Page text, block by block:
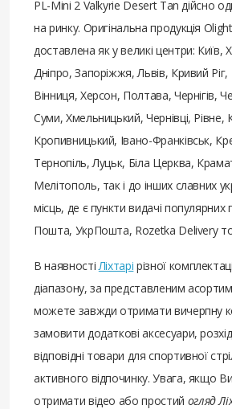
PL-Mini 2 Valkyrie Desert Tan дійсно
на ринку. Оригінальна продукція
доставлена ​​як у великі центри: Київ,
Дніпро, Запоріжжя, Львів, Кривий
Вінниця, Херсон, Полтава, Чернігів,
Суми, Хмельницький, Чернівці, Рівне,
Кропивницький, Івано-Франківськ,
Тернопіль, Луцьк, Біла Церква,
Мелітополь, так і до інших славних
місць, де є пункти видачі популярних
Пошта, УкрПошта, Rozetka Delivery
В наявностіЛіхтарі різної
діапазону, за представленим
можете завжди отримати вичерпну
замовити додаткові аксесуари,
відповідні товари для спортивної
активного відпочинку. Увага, якщо
отримати відео або простий огляд